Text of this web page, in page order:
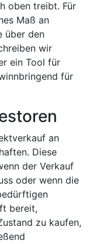
oben treibt. Für
Maß an
über den
wir
ein Tool für
für
an
Diese
der Verkauf
oder wenn die
bereit,
zu kaufen,